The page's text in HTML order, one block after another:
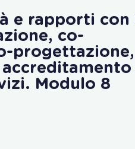
e rapporti con
co-
Modulo 8